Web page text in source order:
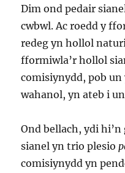
Dim ond pedair
cwbwl. Ac roedd y
redeg yn hollol
fformiwla’r hollol
comisiynydd, pob
wahanol, yn ateb i
Ond bellach, ydi
sianel yn trio plesio
comisiynydd yn